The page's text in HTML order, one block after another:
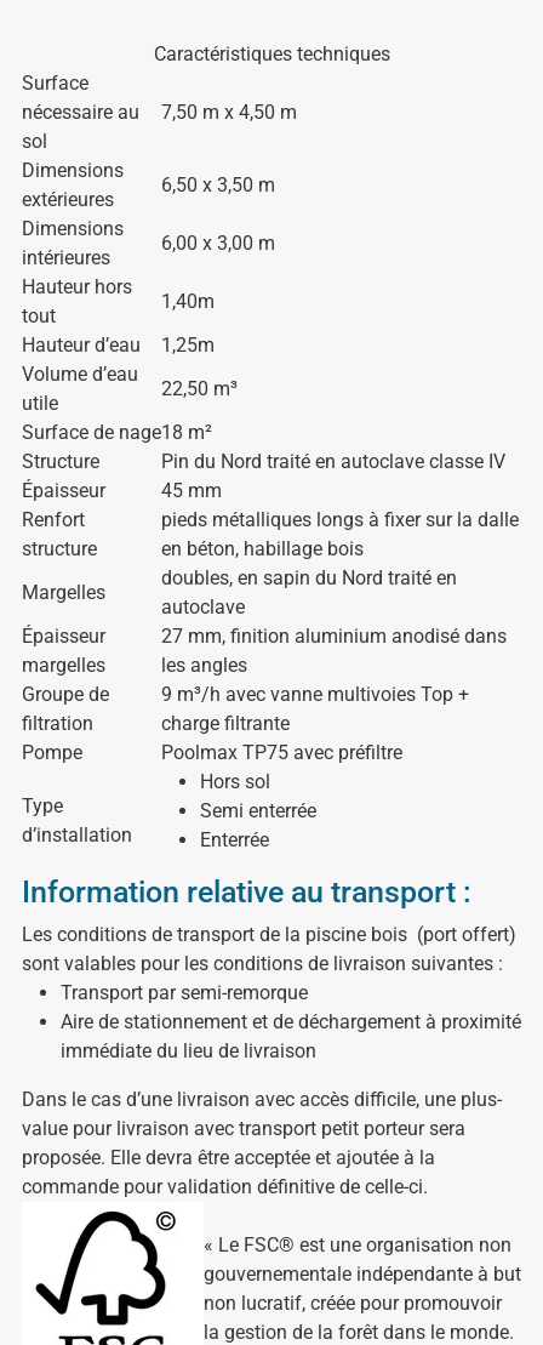
Caractéristiques techniques
Surface
nécessaire au
sol
7,50 m x 4,50 m
Dimensions
extérieures
6,50 x 3,50 m
Dimensions
intérieures
6,00 x 3,00 m
Hauteur hors
tout
1,40m
Hauteur d’eau
1,25m
Volume d’eau
utile
22,50 m³
Surface de nage18 m²
Structure
Pin du Nord traité en autoclave classe IV
Épaisseur
45 mm
Renfort
structure
pieds métalliques longs à fixer sur la dalle
en béton, habillage bois
Margelles
doubles, en sapin du Nord traité en
autoclave
Épaisseur
margelles
27 mm, finition aluminium anodisé dans
les angles
Groupe de
filtration
9 m³/h avec vanne multivoies Top +
charge filtrante
Pompe
Poolmax TP75 avec préfiltre
Type
d’installation
Hors sol
Semi enterrée
Enterrée
Information relative au transport :
Les conditions de transport de la piscine bois (port offert)
sont valables pour les conditions de livraison suivantes :
Transport par semi-remorque
Aire de stationnement et de déchargement à proximité
immédiate du lieu de livraison
Dans le cas d’une livraison avec accès difficile, une plus-
value pour livraison avec transport petit porteur sera
proposée. Elle devra être acceptée et ajoutée à la
commande pour validation définitive de celle-ci.
« Le FSC® est une organisation non
gouvernementale indépendante à but
non lucratif, créée pour promouvoir
la gestion de la forêt dans le monde.